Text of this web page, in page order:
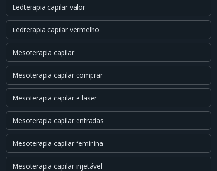
Ledterapia capilar valor
Ledterapia capilar vermelho
Mesoterapia capilar
Mesoterapia capilar comprar
Mesoterapia capilar e laser
Mesoterapia capilar entradas
Mesoterapia capilar feminina
Mesoterapia capilar injetável